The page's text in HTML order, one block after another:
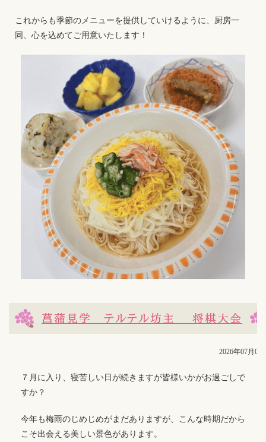
これからも季節のメニューを提供していけるように、厨房一
同、心を込めてご用意いたします！
菖蒲見学 テルテル坊主 将棋大会
2026年07月06
７月に入り、寝苦しい日が続きますが皆様いかがお過ごしで
すか？
今年も梅雨のじめじめがまだありますが、こんな時期だから
こそ出会える美しい景色があります。